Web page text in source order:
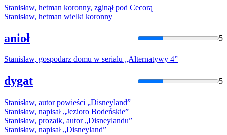
Stanisław, hetman koronny, zginął pod Cecorą
Stanisław, hetman wielki koronny
anioł 5
Stanisław, gospodarz domu w serialu „Alternatywy 4”
dygat 5
Stanisław, autor powieści „Disneyland”
Stanisław, napisał „Jezioro Bodeńskie”
Stanisław, prozaik, autor „Disneylandu”
Stanisław, napisał „Disneyland”